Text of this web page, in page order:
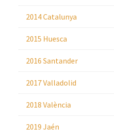
2014 Catalunya
2015 Huesca
2016 Santander
2017 Valladolid
2018 València
2019 Jaén